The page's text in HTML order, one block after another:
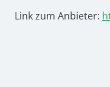
Link zum Anbieter: